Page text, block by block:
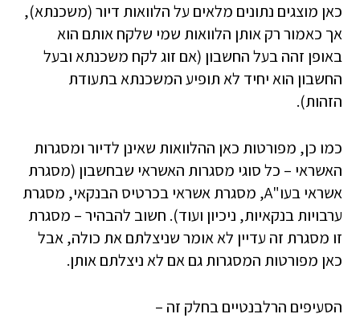
כאן מוצגים נתונים מלאים על הלוואות דיור (משכנתא),
אך כאמור רק אותן הלוואות שמי שלקח אותם הוא
באופן זהה בעל החשבון (אם זוג לקח משכנתא ובעל
החשבון הוא יחיד לא תופיע המשכנתא בתעודת
הזהות).
כמו כן, מפורטות כאן ההלוואות שאינן לדיור ומסגרות
האשראי – כל סוגי מסגרות האשראי שבחשבון (מסגרת
אשראי בעו"A, מסגרת אשראי בכרטיס הבנקאי, מסגרת
ערבויות בנקאיות, ניכיון ועוד). חשוב להבהיר – מסגרת
זו מסגרת זה עדיין לא אומר שניצלתם את כולה, אבל
כאן מפורטות המסגרות גם אם לא ניצלתם אותן.
הסעיפים הרלבנטיים בחלק זה –